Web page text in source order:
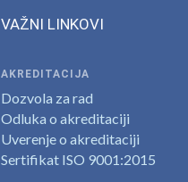
VAŽNI LINKOVI
AKREDITACIJA
Dozvola za rad
Odluka o akreditaciji
Uverenje o akreditaciji
Sertifikat ISO 9001:2015